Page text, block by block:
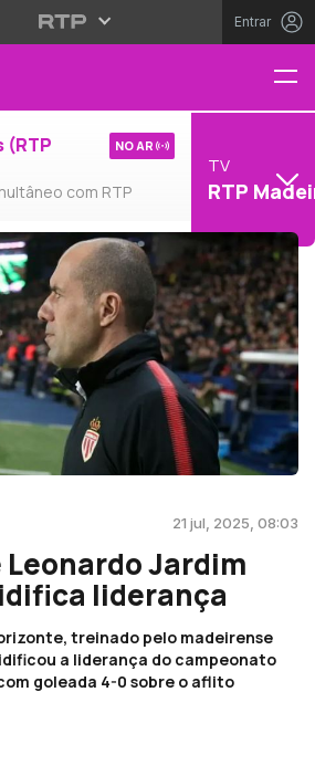
Entrar
(RTP
com RTP
NO AR
TV
RTP
21 jul, 2025, 08:03
Jardim
liderança
treinado pelo madeirense
a liderança do campeonato
goleada 4-0 sobre o aflito